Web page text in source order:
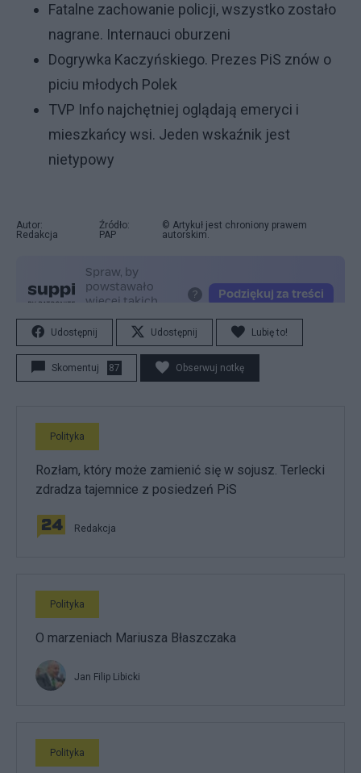
Fatalne zachowanie policji, wszystko zostało
nagrane. Internauci oburzeni
Dogrywka Kaczyńskiego. Prezes PiS znów o
piciu młodych Polek
TVP Info najchętniej oglądają emeryci i
mieszkańcy wsi. Jeden wskaźnik jest
nietypowy
Autor:
Redakcja
Źródło:
PAP
© Artykuł jest chroniony prawem
autorskim.
Udostępnij Udostępnij Lubię to!
Skomentuj 87 Obserwuj notkę
Polityka
Rozłam, który może zamienić się w sojusz. Terlecki
zdradza tajemnice z posiedzeń PiS
Redakcja
Polityka
O marzeniach Mariusza Błaszczaka
Jan Filip Libicki
Polityka